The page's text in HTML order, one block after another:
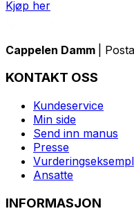
Kjøp her
Cappelen Damm |
KONTAKT OSS
Kundeservice
Min side
Send inn manus
Presse
Ansatte
INFORMASJON